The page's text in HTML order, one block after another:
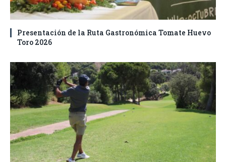
Presentación de la Ruta Gastronómica Tomate Huevo
Toro 2026